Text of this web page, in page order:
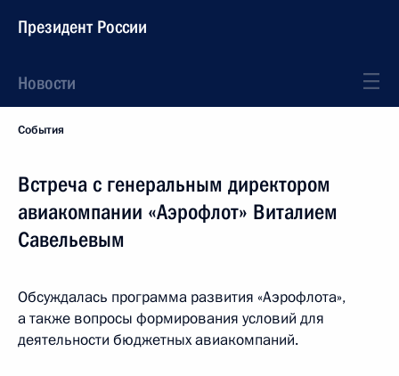
Президент России
Новости
События
Встреча с генеральным директором
авиакомпании «Аэрофлот» Виталием
Савельевым
Обсуждалась программа развития «Аэрофлота»,
а также вопросы формирования условий для
деятельности бюджетных авиакомпаний.